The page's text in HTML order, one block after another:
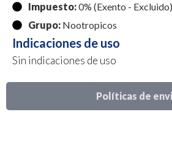
Políticas de
Impuesto:0% (Exento - Excluido)
Grupo: Nootropicos
Indicaciones de uso
Sin indicaciones de uso